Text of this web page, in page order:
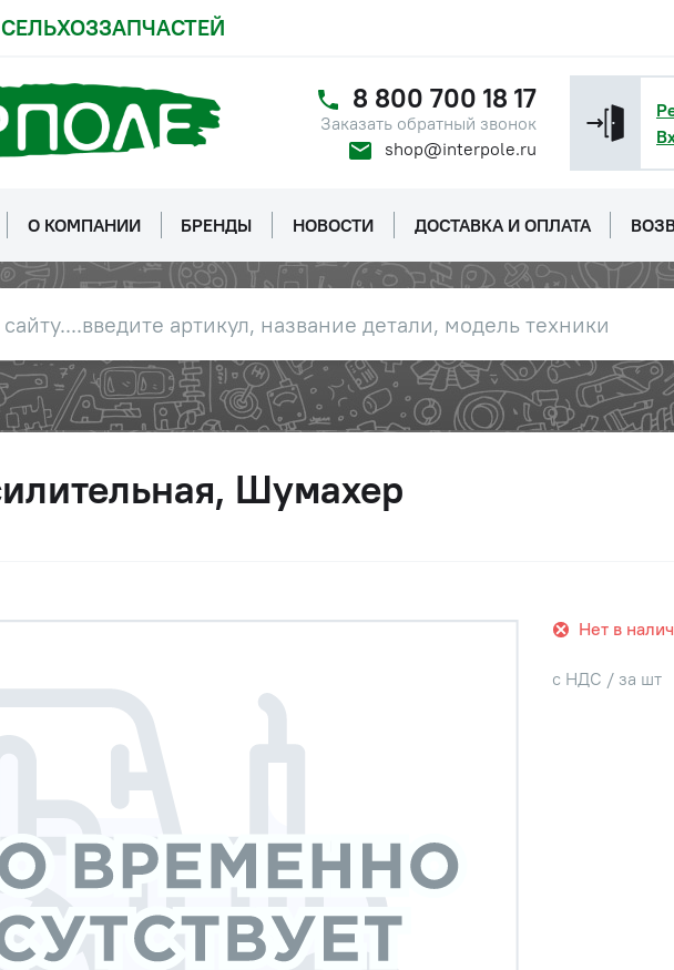
8 800 700 18 17
Заказать обратный звонок
shop@interpole.ru
О КОМПАНИИ БРЕНДЫ НОВОСТИ ДОСТАВКА И ОПЛАТА
Шумахер
Нет в
с НДС / за шт